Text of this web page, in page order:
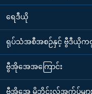
ရေဒီယို
ရုပ်သံအစီအစဉ်နှင့် ဗွီဒီယိုကဏ္ဍ
ဗွီအိုအေအကြောင်း
ဗွီအိုအေ မိုဘိုင်းလ်အက်ပ်မျာ